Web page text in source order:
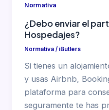
Normativa
¿Debo enviar el
Hospedajes?
Normativa/ iButlers
Si tienes un
y usas Airbnb,
plataforma para
seguramente te has